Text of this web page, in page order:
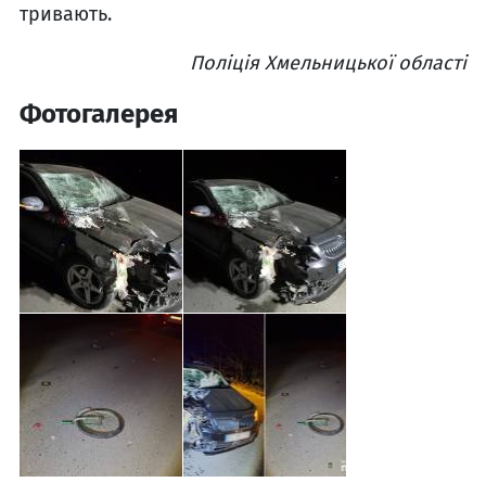
тривають.
Поліція Хмельницької області
Фотогалерея